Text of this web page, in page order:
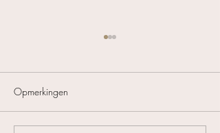
Opmerkingen